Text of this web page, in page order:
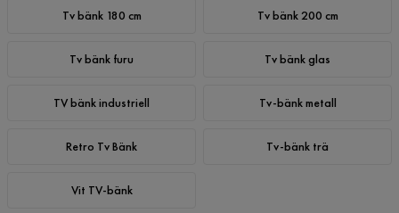
Tv bänk 180 cm Tv bänk 200 cm
Tv bänk furu Tv bänk glas
TV bänk industriell Tv-bänk metall
Retro Tv Bänk Tv-bänk trä
Vit TV-bänk